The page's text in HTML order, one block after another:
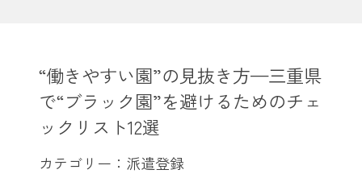
“働きやすい園”の見抜き方—三重県
で“ブラック園”を避けるためのチェ
ックリスト12選
カテゴリー：派遣登録